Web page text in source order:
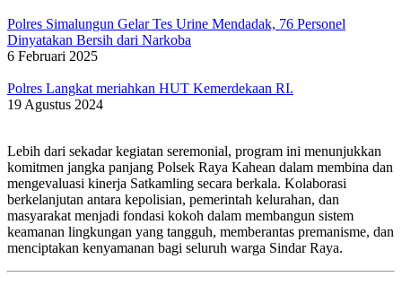
Polres Simalungun Gelar Tes Urine Mendadak, 76 Personel
Dinyatakan Bersih dari Narkoba
6 Februari 2025
Polres Langkat meriahkan HUT Kemerdekaan RI.
19 Agustus 2024
Lebih dari sekadar kegiatan seremonial, program ini menunjukkan
komitmen jangka panjang Polsek Raya Kahean dalam membina dan
mengevaluasi kinerja Satkamling secara berkala. Kolaborasi
berkelanjutan antara kepolisian, pemerintah kelurahan, dan
masyarakat menjadi fondasi kokoh dalam membangun sistem
keamanan lingkungan yang tangguh, memberantas premanisme, dan
menciptakan kenyamanan bagi seluruh warga Sindar Raya.